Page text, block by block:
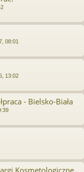
08:01
13:02
- Bielsko-Biała
Kosmetologiczne